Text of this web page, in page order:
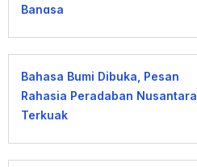
Bangsa
Bahasa Bumi Dibuka, Pesan
Rahasia Peradaban Nusantara
Terkuak